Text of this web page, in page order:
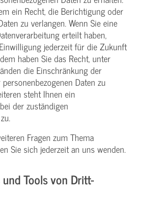
ein Recht, die Berichtigung oder
zu verlangen. Wenn Sie eine
erteilt haben,
jederzeit für die Zukunft
haben Sie das Recht, unter
die Einschränkung der
Daten zu
steht Ihnen ein
der zuständigen
Fragen zum Thema
Sie sich jederzeit an uns wenden.
und Tools von Dritt­